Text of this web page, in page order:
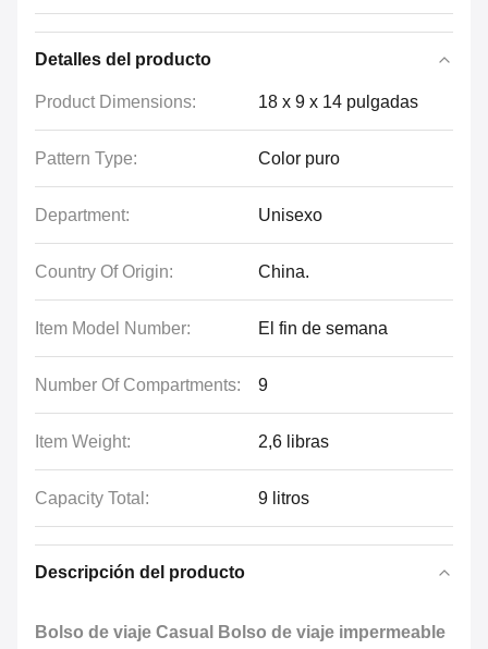
Detalles del producto
Product Dimensions: 18 x 9 x 14 pulgadas
Pattern Type: Color puro
Department: Unisexo
Country Of Origin: China.
Item Model Number: El fin de semana
Number Of Compartments: 9
Item Weight: 2,6 libras
Capacity Total: 9 litros
Descripción del producto
Bolso de viaje Casual Bolso de viaje impermeable